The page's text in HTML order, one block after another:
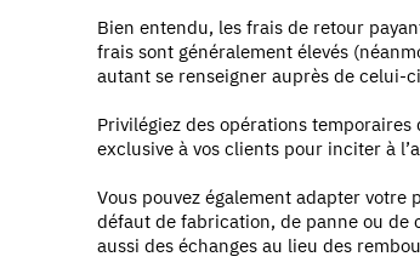
Bien entendu, les frais de retour
frais sont généralement élevés
autant se renseigner auprès de celui-
Privilégiez des opérations
exclusive à vos clients pour inciter à
Vous pouvez également adapter
défaut de fabrication, de panne ou de
aussi des échanges au lieu des